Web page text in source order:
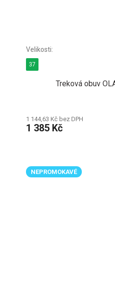
Treková obuv
1 144,63 Kč bez DPH
1 385 Kč
37
NEPROMOKAVÉ